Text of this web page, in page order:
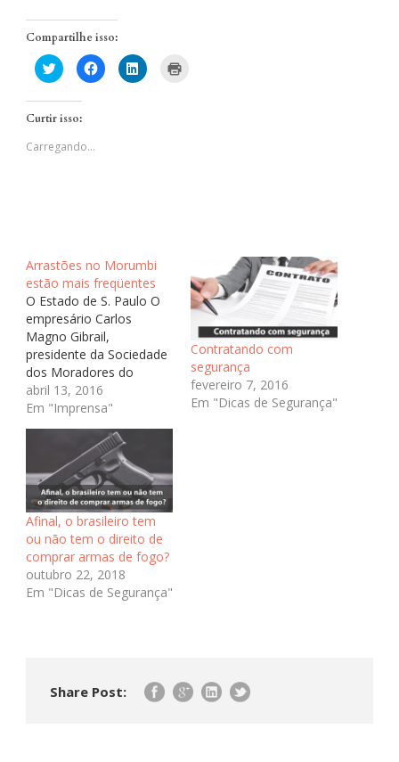
Compartilhe isso:
Clique
para
compartilhar
no
em
janela)
Clique
para
compartilhar
Clique
para
Curtir isso:
Carregando...
Arrastões no Morumbi
estão mais freqüentes
O Estado de S. Paulo O
empresário Carlos
Magno Gibrail,
presidente da Sociedade
dos Moradores do
Morumbi, afirma
arrastões em áreas
consideradas até então
as mais seguras do
bairro estão se tornando
mais freqüentes.
“Atualmente, não é
porque fica do lado do
Palácio dos Bandeirantes
que não vai ter assalto”,
abril 13, 2016
Em "Imprensa"
Contratando com
segurança
fevereiro 7, 2016
Em "Dicas de Segurança"
Afinal, o brasileiro tem
ou não tem o direito de
comprar armas de fogo?
outubro 22, 2018
Em "Dicas de Segurança"
Share Post: